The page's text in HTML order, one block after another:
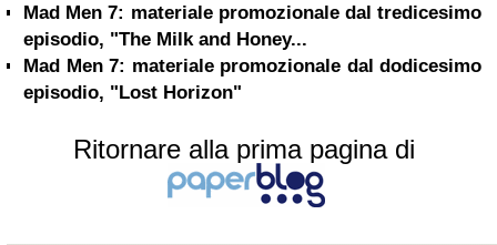
Mad Men 7: materiale promozionale dal tredicesimo
episodio, "The Milk and Honey...
Mad Men 7: materiale promozionale dal dodicesimo
episodio, "Lost Horizon"
Ritornare alla prima pagina di